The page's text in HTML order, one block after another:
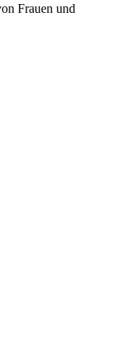
Frauen und